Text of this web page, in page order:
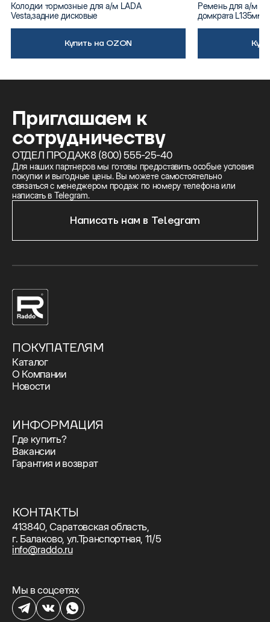
Колодки тормозные для а/м LADA
Vesta,задние дисковые
Купить на OZON
Ремень для а/м
домкрата L135мм
Приглашаем к
сотрудничеству
ОТДЕЛ ПРОДАЖ8 (800) 555-25-40
Для наших партнеров мы готовы предоставить особые условия
покупки и выгодные цены. Вы можете самостоятельно
связаться с менеджером продаж по номеру телефона или
написать в Telegram.
Написать нам в Telegram
Мы в соцсетях
ПОКУПАТЕЛЯМ
Каталог
О Компании
Новости
ИНФОРМАЦИЯ
Где купить?
Вакансии
Гарантия и возврат
КОНТАКТЫ
413840, Саратовская область,
г. Балаково, ул.Транспортная, 11/5
info@raddo.ru